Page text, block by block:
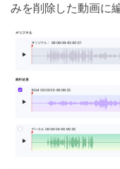
みを削除した動画に